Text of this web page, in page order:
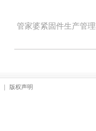
管家婆紧固件生产管
版权声明